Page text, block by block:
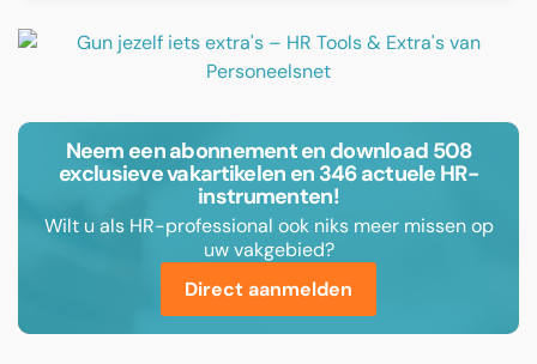
Neem een abonnement en download 508
exclusieve vakartikelen en 346 actuele HR-
instrumenten!
Wilt u als HR-professional ook niks meer missen op
uw vakgebied?
Direct aanmelden